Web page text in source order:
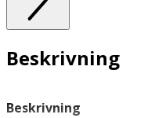
Beskrivning
Beskrivning